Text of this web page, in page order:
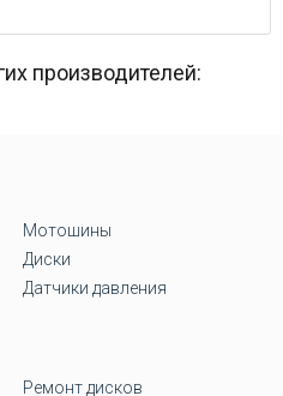
производителей:
Мотошины
Диски
Датчики давления
Ремонт дисков